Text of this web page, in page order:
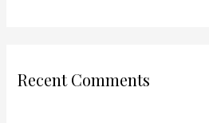
Recent Comments